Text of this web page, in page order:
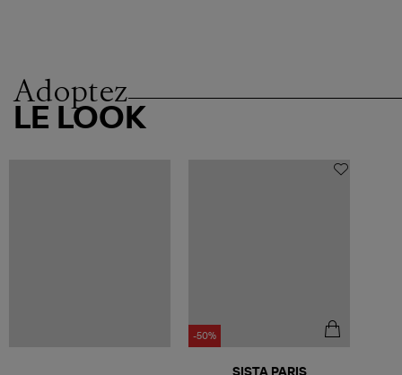
Adoptez
LE LOOK
-50%
SISTA PARIS